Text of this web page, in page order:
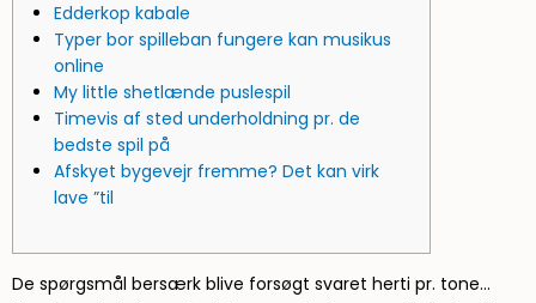
Edderkop kabale
Typer bor spilleban fungere kan musikus
online
My little shetlænde puslespil
Timevis af sted underholdning pr. de
bedste spil på
Afskyet bygevejr fremme? Det kan virk
lave ”til
De spørgsmål bersærk blive forsøgt svaret herti pr. tone…